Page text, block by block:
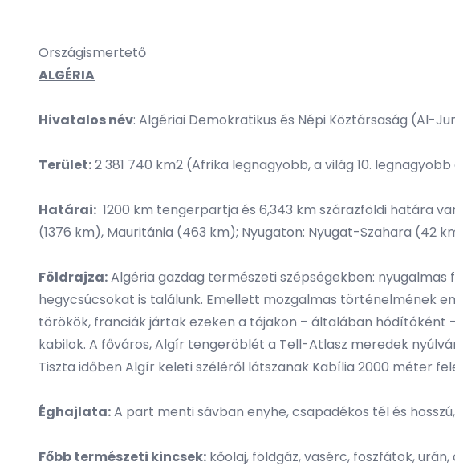
Országismertető
ALGÉRIA
Hivatalos név: Algériai Demokratikus és Népi Köztársaság (Al-
Terület:2 381 740 km2 (Afrika legnagyobb, a világ 10.
Határai: 1200 km tengerpartja és 6,343 km szárazföldi határa
(1376 km), Mauritánia (463 km); Nyugaton: Nyugat-Szahara (42
Földrajza:Algéria gazdag természeti szépségekben:
hegycsúcsokat is találunk. Emellett mozgalmas történelmének
törökök, franciák jártak ezeken a tájakon – általában hódítóként
kabilok. A főváros, Algír tengeröblét a Tell-Atlasz meredek
Tiszta időben Algír keleti széléről látszanak Kabília 2000 méter
Éghajlata:A part menti sávban enyhe, csapadékos tél és
Főbb természeti kincsek: kőolaj, földgáz, vasérc, foszfátok, urán,